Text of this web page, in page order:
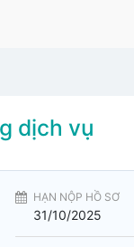
dịch vụ
HẠN NỘP HỒ SƠ
31/10/2025